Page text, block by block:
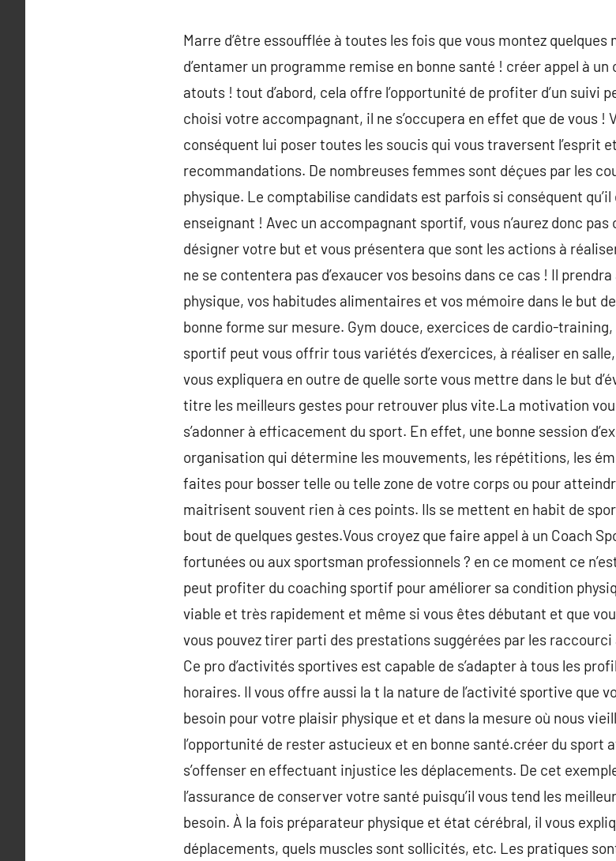
Marre d’être essoufflée à toutes les fois que vous montez
d’entamer un programme remise en bonne santé ! créer appel à
atouts ! tout d’abord, cela offre l’opportunité de profiter d’un suivi
choisi votre accompagnant, il ne s’occupera en effet que de vous !
conséquent lui poser toutes les soucis qui vous traversent l’esprit
recommandations. De nombreuses femmes sont déçues par les
physique. Le comptabilise candidats est parfois si conséquent qu’il
enseignant ! Avec un accompagnant sportif, vous n’aurez donc
désigner votre but et vous présentera que sont les actions à
ne se contentera pas d’exaucer vos besoins dans ce cas ! Il
physique, vos habitudes alimentaires et vos mémoire dans le but
bonne forme sur mesure. Gym douce, exercices de cardio-
sportif peut vous offrir tous variétés d’exercices, à réaliser en
vous expliquera en outre de quelle sorte vous mettre dans le but
titre les meilleurs gestes pour retrouver plus vite.La motivation
s’adonner à efficacement du sport. En effet, une bonne session
organisation qui détermine les mouvements, les répétitions, les
faites pour bosser telle ou telle zone de votre corps ou pour
maitrisent souvent rien à ces points. Ils se mettent en habit de
bout de quelques gestes.Vous croyez que faire appel à un Coach
fortunées ou aux sportsman professionnels ? en ce moment ce
peut profiter du coaching sportif pour améliorer sa condition
viable et très rapidement et même si vous êtes débutant et que
vous pouvez tirer parti des prestations suggérées par les raccourci
Ce pro d’activités sportives est capable de s’adapter à tous les
horaires. Il vous offre aussi la t la nature de l’activité sportive que
besoin pour votre plaisir physique et et dans la mesure où nous
l’opportunité de rester astucieux et en bonne santé.créer du
s’offenser en effectuant injustice les déplacements. De cet
l’assurance de conserver votre santé puisqu’il vous tend les
besoin. À la fois préparateur physique et état cérébral, il vous
déplacements, quels muscles sont sollicités, etc. Les pratiques